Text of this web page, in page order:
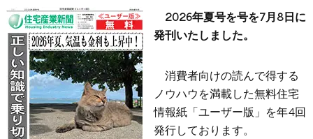
2026年夏号を号を7月8日に
発刊いたしました。
消費者向けの読んで得する
ノウハウを満載した無料住宅
情報紙「ユーザー版」を年4回
発行しております。